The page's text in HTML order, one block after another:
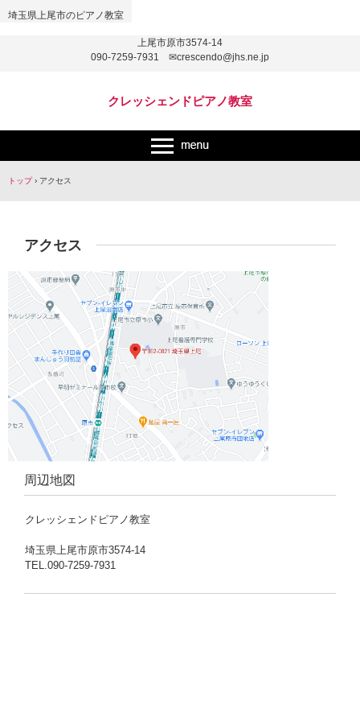
クレッシェンドピアノ教室
埼玉県上尾市のピアノ教室
上尾市原市3574-14
090-7259-7931 ✉crescendo@jhs.ne.jp
トップ › アクセス
アクセス
周辺地図
クレッシェンドピアノ教室
埼玉県上尾市原市3574-14
TEL.090-7259-7931